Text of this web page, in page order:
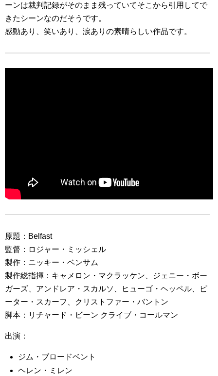
ーンは裁判記録がそのまま残っていてそこから引用してで
きたシーンなのだそうです。
感動あり、笑いあり、涙ありの素晴らしい作品です。
原題：Belfast
監督：ロジャー・ミッシェル
製作：ニッキー・ベンサム
製作総指揮：キャメロン・マクラッケン、ジェニー・ボー
ガーズ、アンドレア・スカルソ、ヒューゴ・ヘッペル、ピ
ーター・スカーフ、クリストファー・バントン
脚本：リチャード・ビーン クライブ・コールマン
出演：
ジム・ブロードベント
ヘレン・ミレン